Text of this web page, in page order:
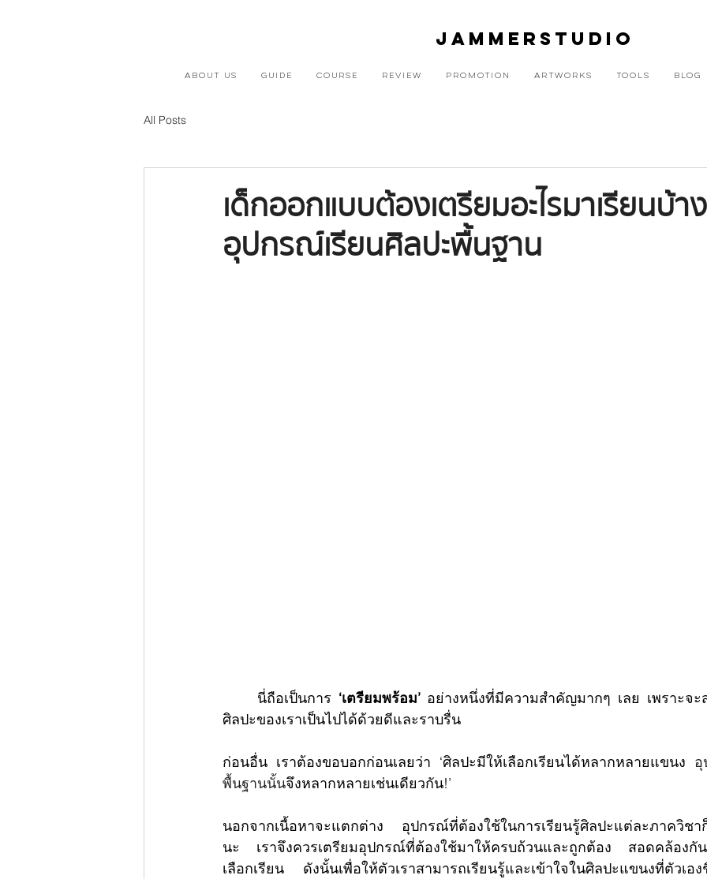
JAMMERSTUDIO
ABOUT US GUIDE COURSE REVIEW PROMOTION ARTWORKS TOOLS BLOG
All Posts
เด็กออกแบบต้องเตรียมอะไรมาเรียนบ้า
อุปกรณ์เรียนศิลปะพื้นฐาน
	นี่ถือเป็นการ
‘เตรียมพร้อม’ อย่างหนึ่งที่มีความสำคัญมากๆ เลย เพราะจะ
ศิลปะของเราเป็นไปได้ด้วยดีและราบรื่น
ก่อนอื่น เราต้องขอบอกก่อนเลยว่า ‘ศิลปะมีให้เลือกเรียนได้หลากหลายแขนง อุ
พื้นฐานนั้นจึงหลากหลายเช่นเดียวกัน!’
นอกจากเนื้อหาจะแตกต่าง อุปกรณ์ที่ต้องใช้ในการเรียนรู้ศิลปะแต่ละภาควิชา
นะ เราจึงควรเตรียมอุปกรณ์ที่ต้องใช้มาให้ครบถ้วนและถูกต้อง สอดคล้องกัน
เลือกเรียน ดังนั้นเพื่อให้ตัวเราสามารถเรียนรู้และเข้าใจในศิลปะแขนงที่ตัวเอ